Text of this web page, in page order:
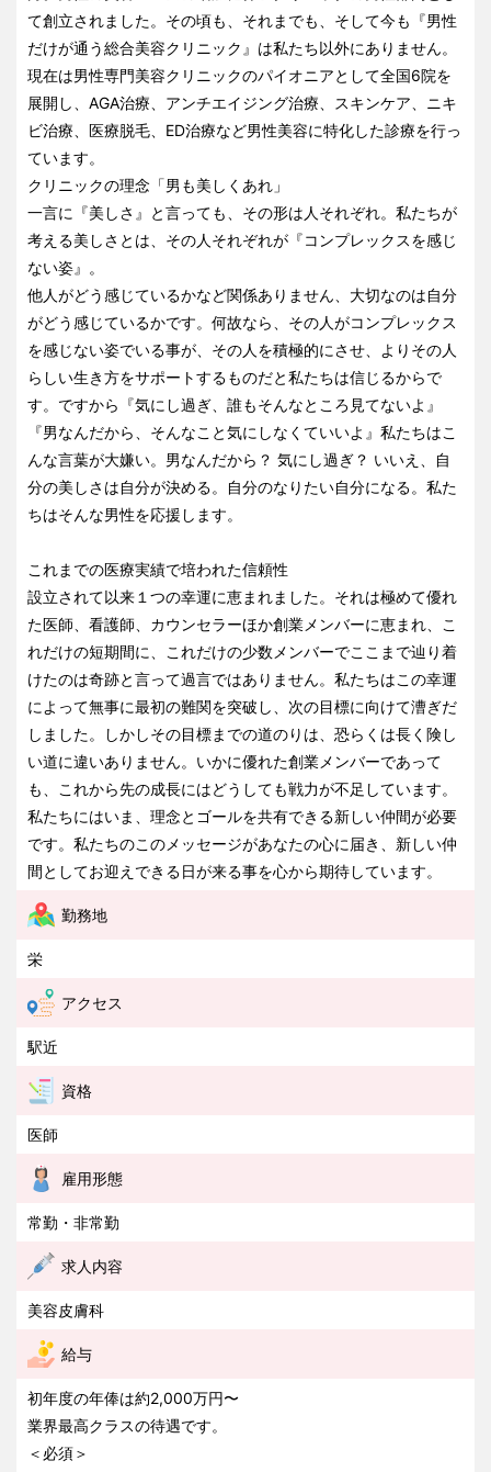
て創立されました。その頃も、それまでも、そして今も『男性
だけが通う総合美容クリニック』は私たち以外にありません。
現在は男性専門美容クリニックのパイオニアとして全国6院を
展開し、AGA治療、アンチエイジング治療、スキンケア、ニキ
ビ治療、医療脱毛、ED治療など男性美容に特化した診療を行っ
ています。
クリニックの理念「男も美しくあれ」
一言に『美しさ』と言っても、その形は人それぞれ。私たちが
考える美しさとは、その人それぞれが『コンプレックスを感じ
ない姿』。
他人がどう感じているかなど関係ありません、大切なのは自分
がどう感じているかです。何故なら、その人がコンプレックス
を感じない姿でいる事が、その人を積極的にさせ、よりその人
らしい生き方をサポートするものだと私たちは信じるからで
す。ですから『気にし過ぎ、誰もそんなところ見てないよ』
『男なんだから、そんなこと気にしなくていいよ』私たちはこ
んな言葉が大嫌い。男なんだから？ 気にし過ぎ？ いいえ、自
分の美しさは自分が決める。自分のなりたい自分になる。私た
ちはそんな男性を応援します。
これまでの医療実績で培われた信頼性
設立されて以来１つの幸運に恵まれました。それは極めて優れ
た医師、看護師、カウンセラーほか創業メンバーに恵まれ、こ
れだけの短期間に、これだけの少数メンバーでここまで辿り着
けたのは奇跡と言って過言ではありません。私たちはこの幸運
によって無事に最初の難関を突破し、次の目標に向けて漕ぎだ
しました。しかしその目標までの道のりは、恐らくは長く険し
い道に違いありません。いかに優れた創業メンバーであって
も、これから先の成長にはどうしても戦力が不足しています。
私たちにはいま、理念とゴールを共有できる新しい仲間が必要
です。私たちのこのメッセージがあなたの心に届き、新しい仲
間としてお迎えできる日が来る事を心から期待しています。
勤務地
栄
アクセス
駅近
資格
医師
雇用形態
常勤・非常勤
求人内容
美容皮膚科
給与
初年度の年俸は約2,000万円〜
業界最高クラスの待遇です。
＜必須＞